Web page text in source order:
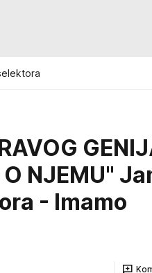
NJEMU"
- Imamo